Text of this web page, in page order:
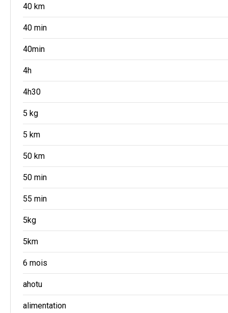
40 km
40 min
40min
4h
4h30
5 kg
5 km
50 km
50 min
55 min
5kg
5km
6 mois
ahotu
alimentation